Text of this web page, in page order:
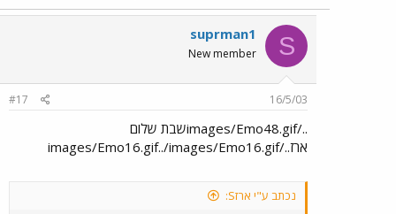
S
suprman1
New member
16/5/03
#17
../images/Emo48.gifשבת שלום
ארז../images/Emo16.gif../images/Emo16.gif
נכתב ע"י ארזS: